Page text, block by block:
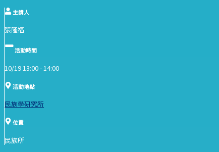
主講人
張隆福
活動時間
10/19 13:00 -14:00
活動地點
民族學研究所
位置
民族所